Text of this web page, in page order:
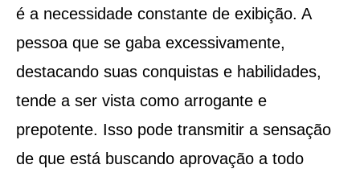
é a necessidade constante de exibição. A
pessoa que se gaba excessivamente,
destacando suas conquistas e habilidades,
tende a ser vista como arrogante e
prepotente. Isso pode transmitir a sensação
de que está buscando aprovação a todo